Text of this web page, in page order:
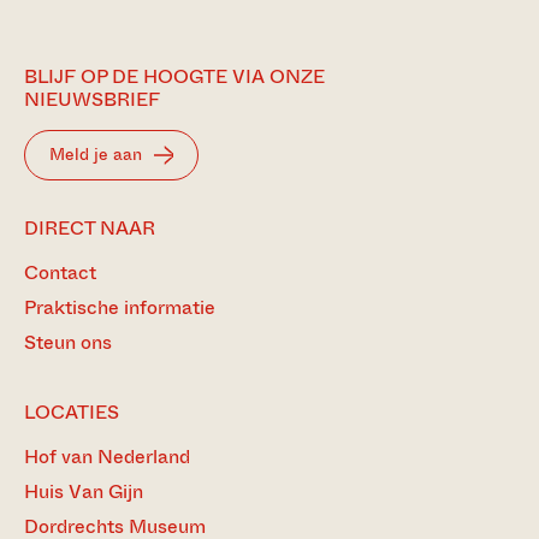
BLIJF OP DE HOOGTE VIA ONZE
NIEUWSBRIEF
Meld je aan
DIRECT NAAR
Contact
Praktische informatie
Steun ons
LOCATIES
Hof van Nederland
Huis Van Gijn
Dordrechts Museum